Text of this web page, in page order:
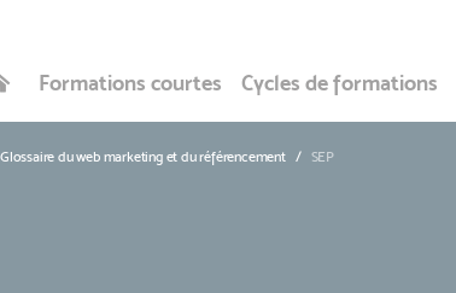
Formations courtes Cycles de formations
Glossaire du web marketing et du référencement SEP